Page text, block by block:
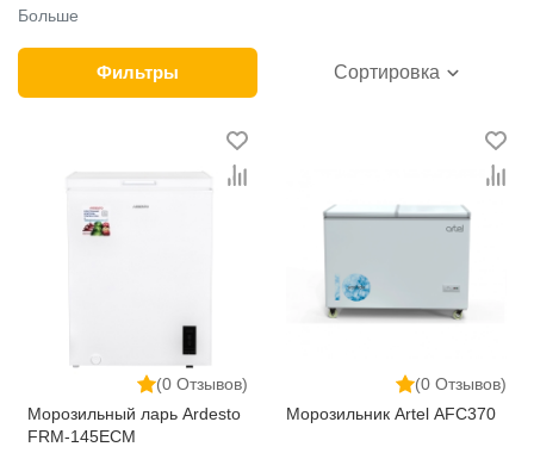
покупателями самые широкие возможности. В
каталоге представлены лучшие модели от ведущих
производителей бытовой техники. У нас можно
выбрать удобный способ оплаты и приобрести
морозильные лари оптом с доставкой во все
регионы Узбекистана. На сайте часто проводятся
акции, позволяющие сократить затраты
покупателей. При этом компания и без того
морозильные камеры. К преимуществам сервиса
также относятся услуги опытных операторов
Больше
Фильтры Сортировка
(0 Отзывов)
Морозильный ларь Ardesto
FRM-145ECM
(0 Отзывов)
Морозильник Artel AFC370